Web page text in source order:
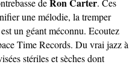
une mélodie, la tremper
est un géant méconnu. Ecoutez
Time Records. Du vrai jazz à
stériles et sèches dont